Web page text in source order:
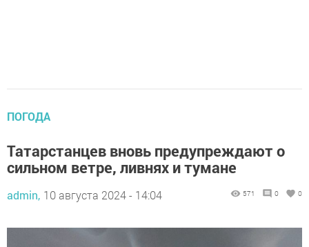
ПОГОДА
Татарстанцев вновь предупреждают о
сильном ветре, ливнях и тумане
admin, 10 августа 2024 - 14:04 571 0 0